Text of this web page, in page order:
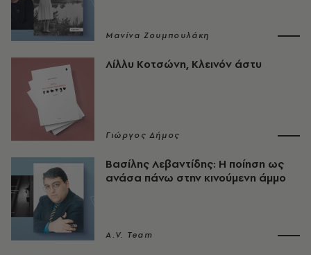
Μανίνα Ζουμπουλάκη
Λίλλυ Κοτσώνη, Κλεινόν άστυ
Γιώργος Δήμος
Βασίλης Λεβαντίδης: Η ποίηση ως
ανάσα πάνω στην κινούμενη άμμο
A.V. Team